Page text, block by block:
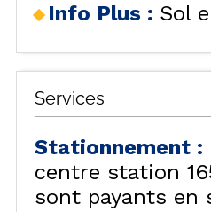
Info Plus : Sol
Services
Stationnement :
centre station
sont payants en